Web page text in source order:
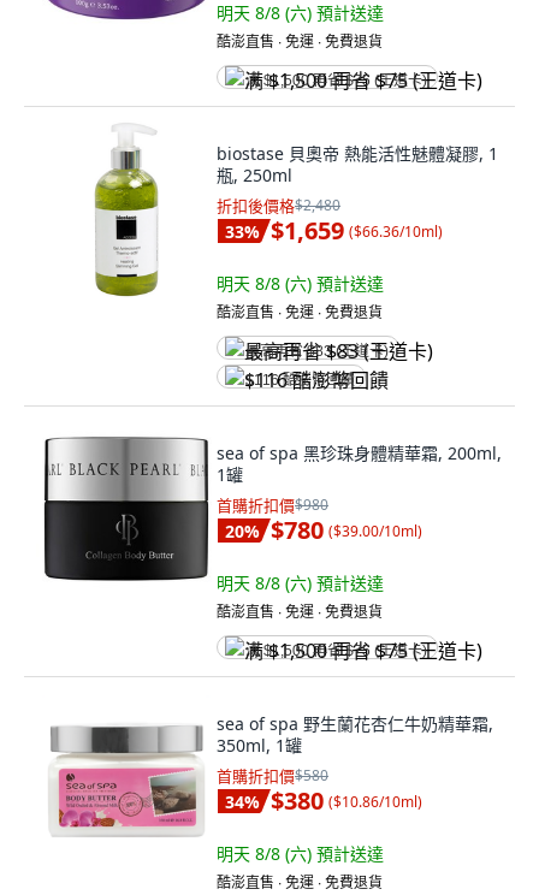
明天 8/8 (六) 預計送達
酷澎直售 ∙ 免運 ∙ 免費退貨
满 $1,500 再省 $75 (王道卡)
biostase 貝奧帝 熱能活性魅體凝膠, 1
瓶, 250ml
折扣後價格$2,480
33% $1,659 ($66.36/10ml)
明天 8/8 (六) 預計送達
酷澎直售 ∙ 免運 ∙ 免費退貨
最高再省 $83 (王道卡)
$116 酷澎幣回饋
sea of spa 黑珍珠身體精華霜, 200ml,
1罐
首購折扣價$980
20% $780 ($39.00/10ml)
明天 8/8 (六) 預計送達
酷澎直售 ∙ 免運 ∙ 免費退貨
满 $1,500 再省 $75 (王道卡)
sea of spa 野生蘭花杏仁牛奶精華霜,
350ml, 1罐
首購折扣價$580
34% $380 ($10.86/10ml)
明天 8/8 (六) 預計送達
酷澎直售 ∙ 免運 ∙ 免費退貨